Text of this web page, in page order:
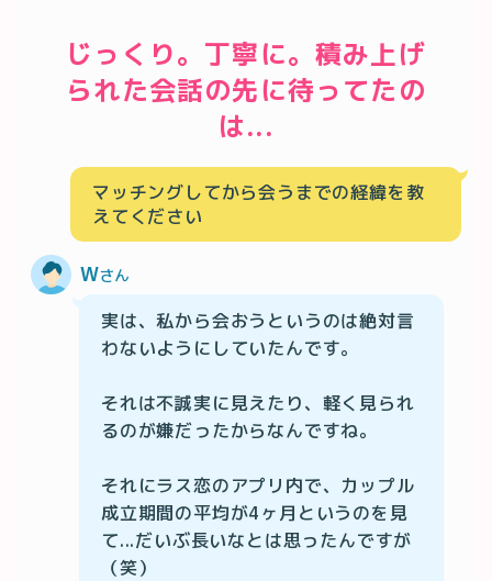
じっくり。丁寧に。積み上げ
られた会話の先に待ってたの
は...
マッチングしてから会うまでの経緯を教
えてください
Wさん
実は、私から会おうというのは絶対言
わないようにしていたんです。
それは不誠実に見えたり、軽く見られ
るのが嫌だったからなんですね。
それにラス恋のアプリ内で、カップル
成立期間の平均が4ヶ月というのを見
て...だいぶ長いなとは思ったんですが
（笑）